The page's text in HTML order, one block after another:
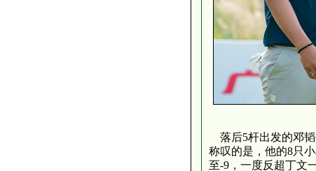
落后5杆出发的邓韬
称叹的是，他的8只
至-9，一度反超丁文